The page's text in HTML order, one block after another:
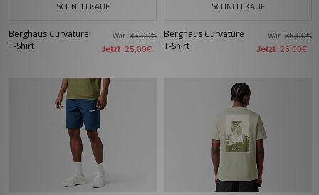
SCHNELLKAUF
Berghaus Curvature
T-Shirt
War35,00€
Jetzt 25,00€
SCHNELLKAUF
Berghaus Curvature
T-Shirt
War35,00€
Jetzt 25,00€